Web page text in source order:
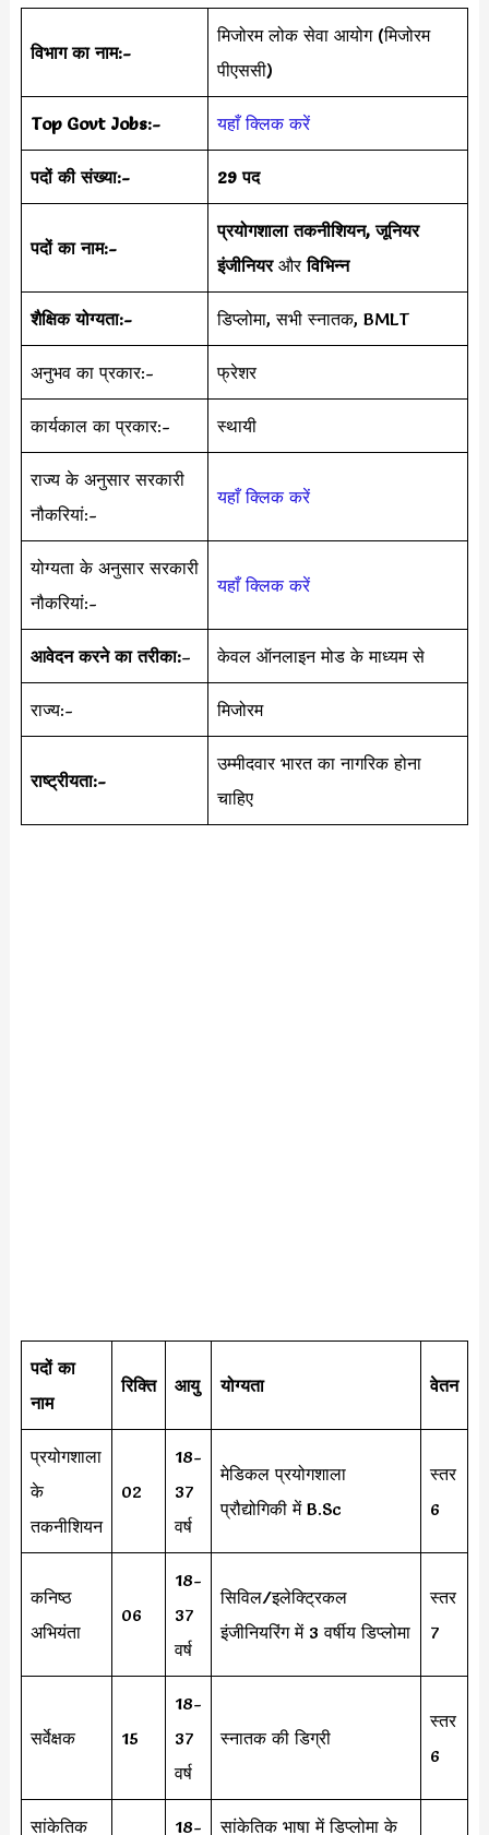
विभाग का नाम:-
मिजोरम लोक सेवा आयोग (मिजोरम
पीएससी)
Top Govt Jobs:- यहाँ क्लिक करें
पदों की संख्या:- 29 पद
पदों का नाम:-
प्रयोगशाला तकनीशियन, जूनियर
इंजीनियर औरविभिन्न
शैक्षिक योग्यता:- डिप्लोमा, सभी स्नातक, BMLT
अनुभव का प्रकार:- फ्रेशर
कार्यकाल का प्रकार:- स्थायी
राज्य के अनुसार सरकारी
नौकरियां:-
यहाँ क्लिक करें
योग्यता के अनुसार सरकारी
नौकरियां:-
यहाँ क्लिक करें
आवेदन करने का तरीका:– केवल ऑनलाइन मोड के माध्यम से
राज्य:- मिजोरम
राष्ट्रीयता:-
उम्मीदवार भारत का नागरिक होना
चाहिए
पदों का
नाम
रिक्ति आयु योग्यता वेतन
प्रयोगशाला
के
तकनीशियन
02
18-
37
वर्ष
मेडिकल प्रयोगशाला
प्रौद्योगिकी में B.Sc
स्तर
6
कनिष्ठ
अभियंता
06
18-
37
वर्ष
सिविल/इलेक्ट्रिकल
इंजीनियरिंग में 3 वर्षीय डिप्लोमा
स्तर
7
सर्वेक्षक 15
18-
37
वर्ष
स्नातक की डिग्री
स्तर
6
सांकेतिक 18-
सांकेतिक भाषा में डिप्लोमा के